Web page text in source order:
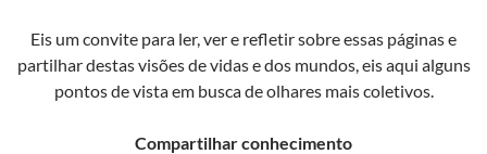
Eis um convite para ler, ver e refletir sobre essas páginas e
partilhar destas visões de vidas e dos mundos, eis aqui alguns
pontos de vista em busca de olhares mais coletivos.
Compartilhar conhecimento